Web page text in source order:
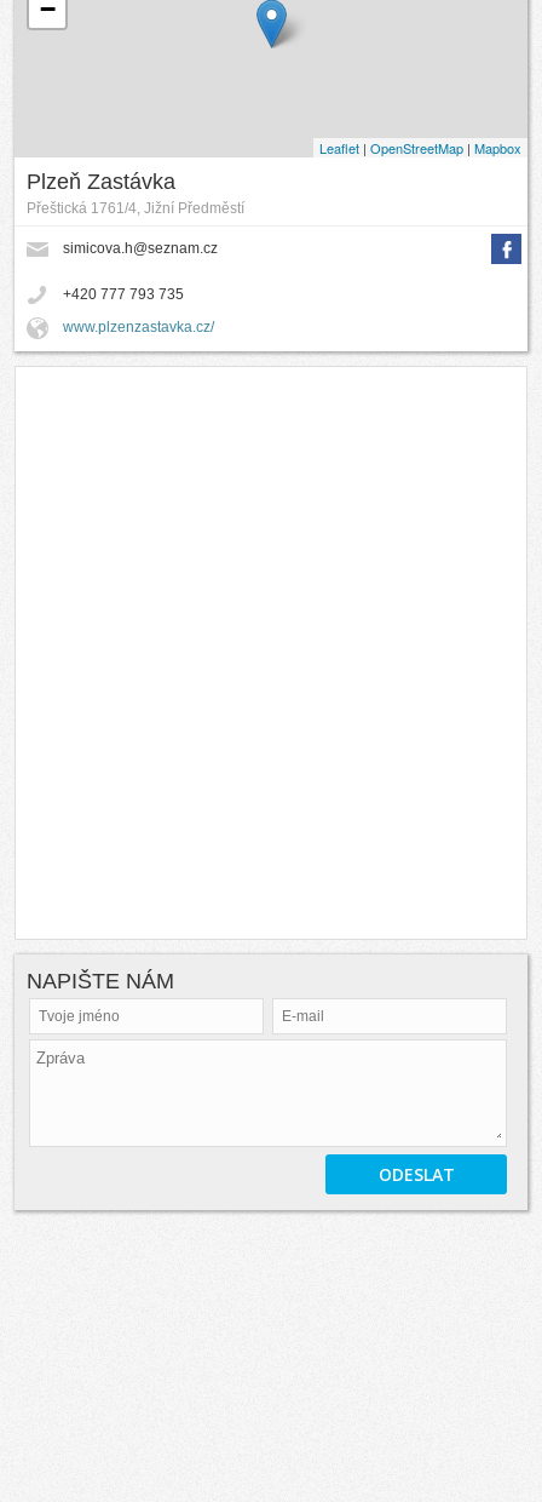
−
Leaflet | OpenStreetMap | Mapbox
Plzeň Zastávka
Přeštická 1761/4, Jižní Předměstí
simicova.h@seznam.cz
+420 777 793 735
www.plzenzastavka.cz/
NAPIŠTE NÁM